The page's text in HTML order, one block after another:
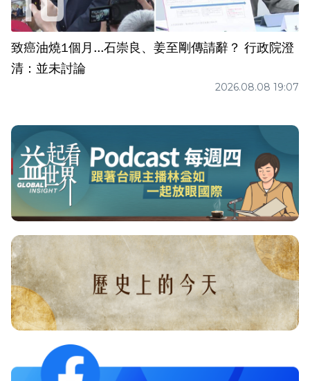
致癌油燒1個月...石崇良、姜至剛傳請辭？ 行政院澄
清：並未討論
2026.08.08 19:07